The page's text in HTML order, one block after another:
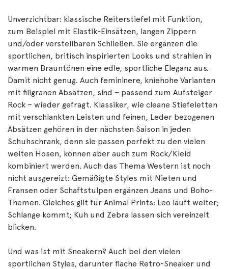
Unverzichtbar: klassische Reiterstiefel mit Funktion,
zum Beispiel mit Elastik-Einsätzen, langen Zippern
und/oder verstellbaren Schließen. Sie ergänzen die
sportlichen, britisch inspirierten Looks und strahlen in
warmen Brauntönen eine edle, sportliche Eleganz aus.
Damit nicht genug. Auch femininere, kniehohe Varianten
mit filigranen Absätzen, sind – passend zum Aufsteiger
Rock – wieder gefragt. Klassiker, wie cleane Stiefeletten
mit verschlankten Leisten und feinen, Leder bezogenen
Absätzen gehören in der nächsten Saison in jeden
Schuhschrank, denn sie passen perfekt zu den vielen
weiten Hosen, können aber auch zum Rock/Kleid
kombiniert werden. Auch das Thema Western ist noch
nicht ausgereizt: Gemäßigte Styles mit Nieten und
Fransen oder Schaftstulpen ergänzen Jeans und Boho-
Themen. Gleiches gilt für Animal Prints: Leo läuft weiter;
Schlange kommt; Kuh und Zebra lassen sich vereinzelt
blicken.
Und was ist mit Sneakern? Auch bei den vielen
sportlichen Styles, darunter flache Retro-Sneaker und